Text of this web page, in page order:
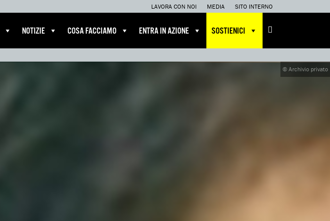
LAVORA CON NOI MEDIA SITO INTERNO
NOTIZIE COSA FACCIAMO ENTRA IN AZIONE SOSTIENICI
© Archivio privato